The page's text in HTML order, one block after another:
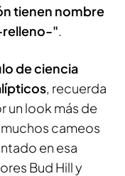
tienen nombre
relleno-".
de ciencia
, recuerda
un look más de
cameos
en esa
Bud Hill y